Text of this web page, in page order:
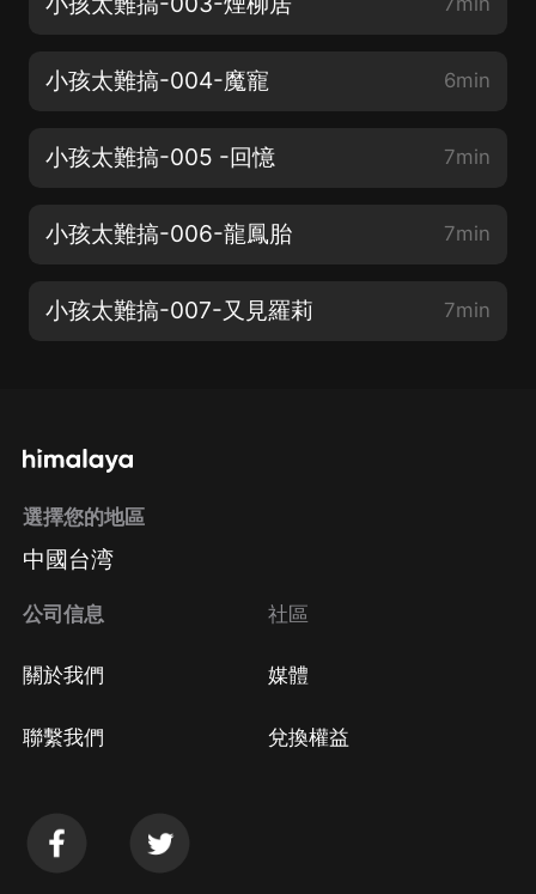
小孩太難搞-004-魔寵 6min
小孩太難搞-005 -回憶 7min
小孩太難搞-006-龍鳳胎 7min
小孩太難搞-007-又見羅莉 7min
選擇您的地區
中國台湾
公司信息
關於我們
聯繫我們
社區
媒體
兌換權益